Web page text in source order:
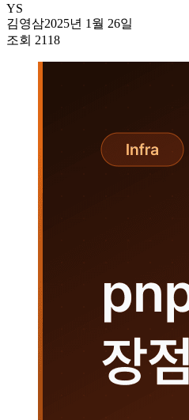
YS
김영삼2025년 1월 26일
조회 2118